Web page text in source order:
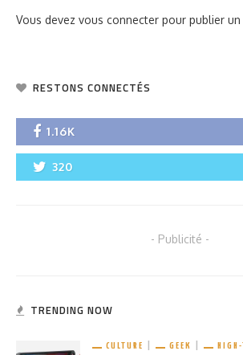
Vous devez vous connecter pour publier
RESTONS CONNECTÉS
1.16K
320
- Publicité -
TRENDING NOW
CULTURE GEEK HIGH-